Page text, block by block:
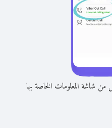
شاشة المعلومات الخاصة بها